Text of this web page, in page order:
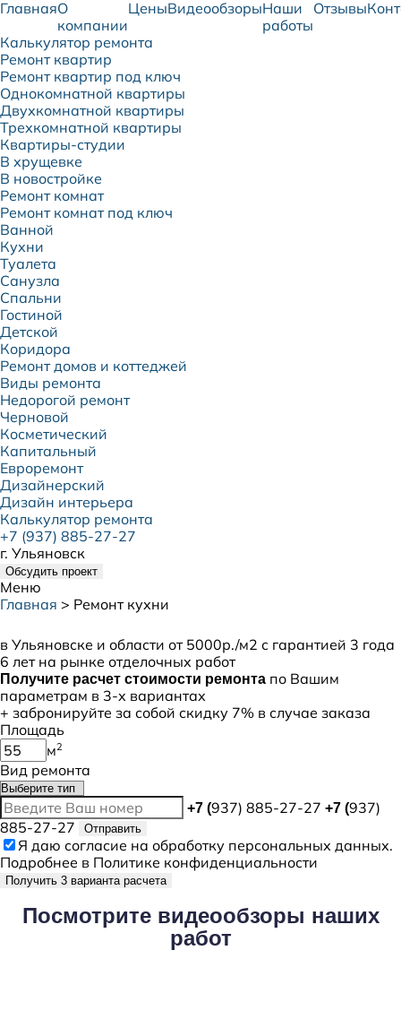
ГлавнаяО
компании
ЦеныВидеообзорыНаши
работы
Отзывы
Калькулятор ремонта
Ремонт квартир
Ремонт квартир под ключ
Однокомнатной квартиры
Двухкомнатной квартиры
Трехкомнатной квартиры
Квартиры-студии
В хрущевке
В новостройке
Ремонт комнат
Ремонт комнат под ключ
Ванной
Кухни
Туалета
Санузла
Спальни
Гостиной
Детской
Коридора
Ремонт домов и коттеджей
Виды ремонта
Недорогой ремонт
Черновой
Косметический
Капитальный
Евроремонт
Дизайнерский
Дизайн интерьера
Калькулятор ремонта
+7 (937) 885-27-27
г. Ульяновск
Обсудить проект
Меню
Главная > Ремонт кухни
в Ульяновске и области от 5000р./м2 с гарантией 3 года
6 лет на рынке отделочных работ
Получите расчет стоимости ремонта по Вашим
параметрам в 3-х вариантах
+ забронируйте за собой скидку 7% в случае заказа
Площадь
м2
Вид ремонта
+7 (937) 885-27-27 +7 (937)
885-27-27
Отправить
Я даю согласие на обработку персональных данных.
Подробнее в Политике конфиденциальности
Получить 3 варианта расчета
Посмотритевидеообзоры наших
работ